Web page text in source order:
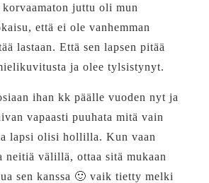
korvaamaton juttu oli mun
että ei ole vanhemman
lastaan. Että sen lapsen pitää
ja olee tylsistynyt.
ihan kk päälle vuoden nyt ja
vapaasti puuhata mitä vain
lapsi olisi hollilla. Kun vaan
neitiä välillä, ottaa sitä mukaan
sen kanssa 🙂 vaik tietty melki